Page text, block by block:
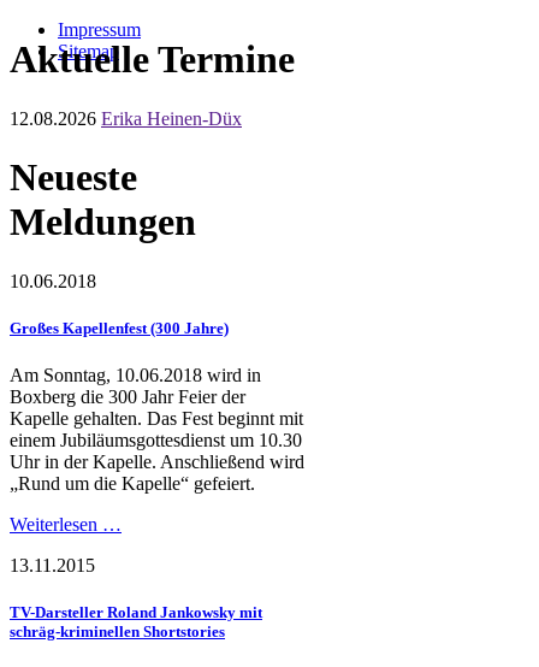
Impressum
Sitemap
Aktuelle Termine
12.08.2026 Erika Heinen-Düx
Neueste
Meldungen
10.06.2018
Großes Kapellenfest (300 Jahre)
Am Sonntag, 10.06.2018 wird in
Boxberg die 300 Jahr Feier der
Kapelle gehalten. Das Fest beginnt mit
einem Jubiläumsgottesdienst um 10.30
Uhr in der Kapelle. Anschließend wird
„Rund um die Kapelle“ gefeiert.
Weiterlesen …
13.11.2015
TV-Darsteller Roland Jankowsky mit
schräg-kriminellen Shortstories